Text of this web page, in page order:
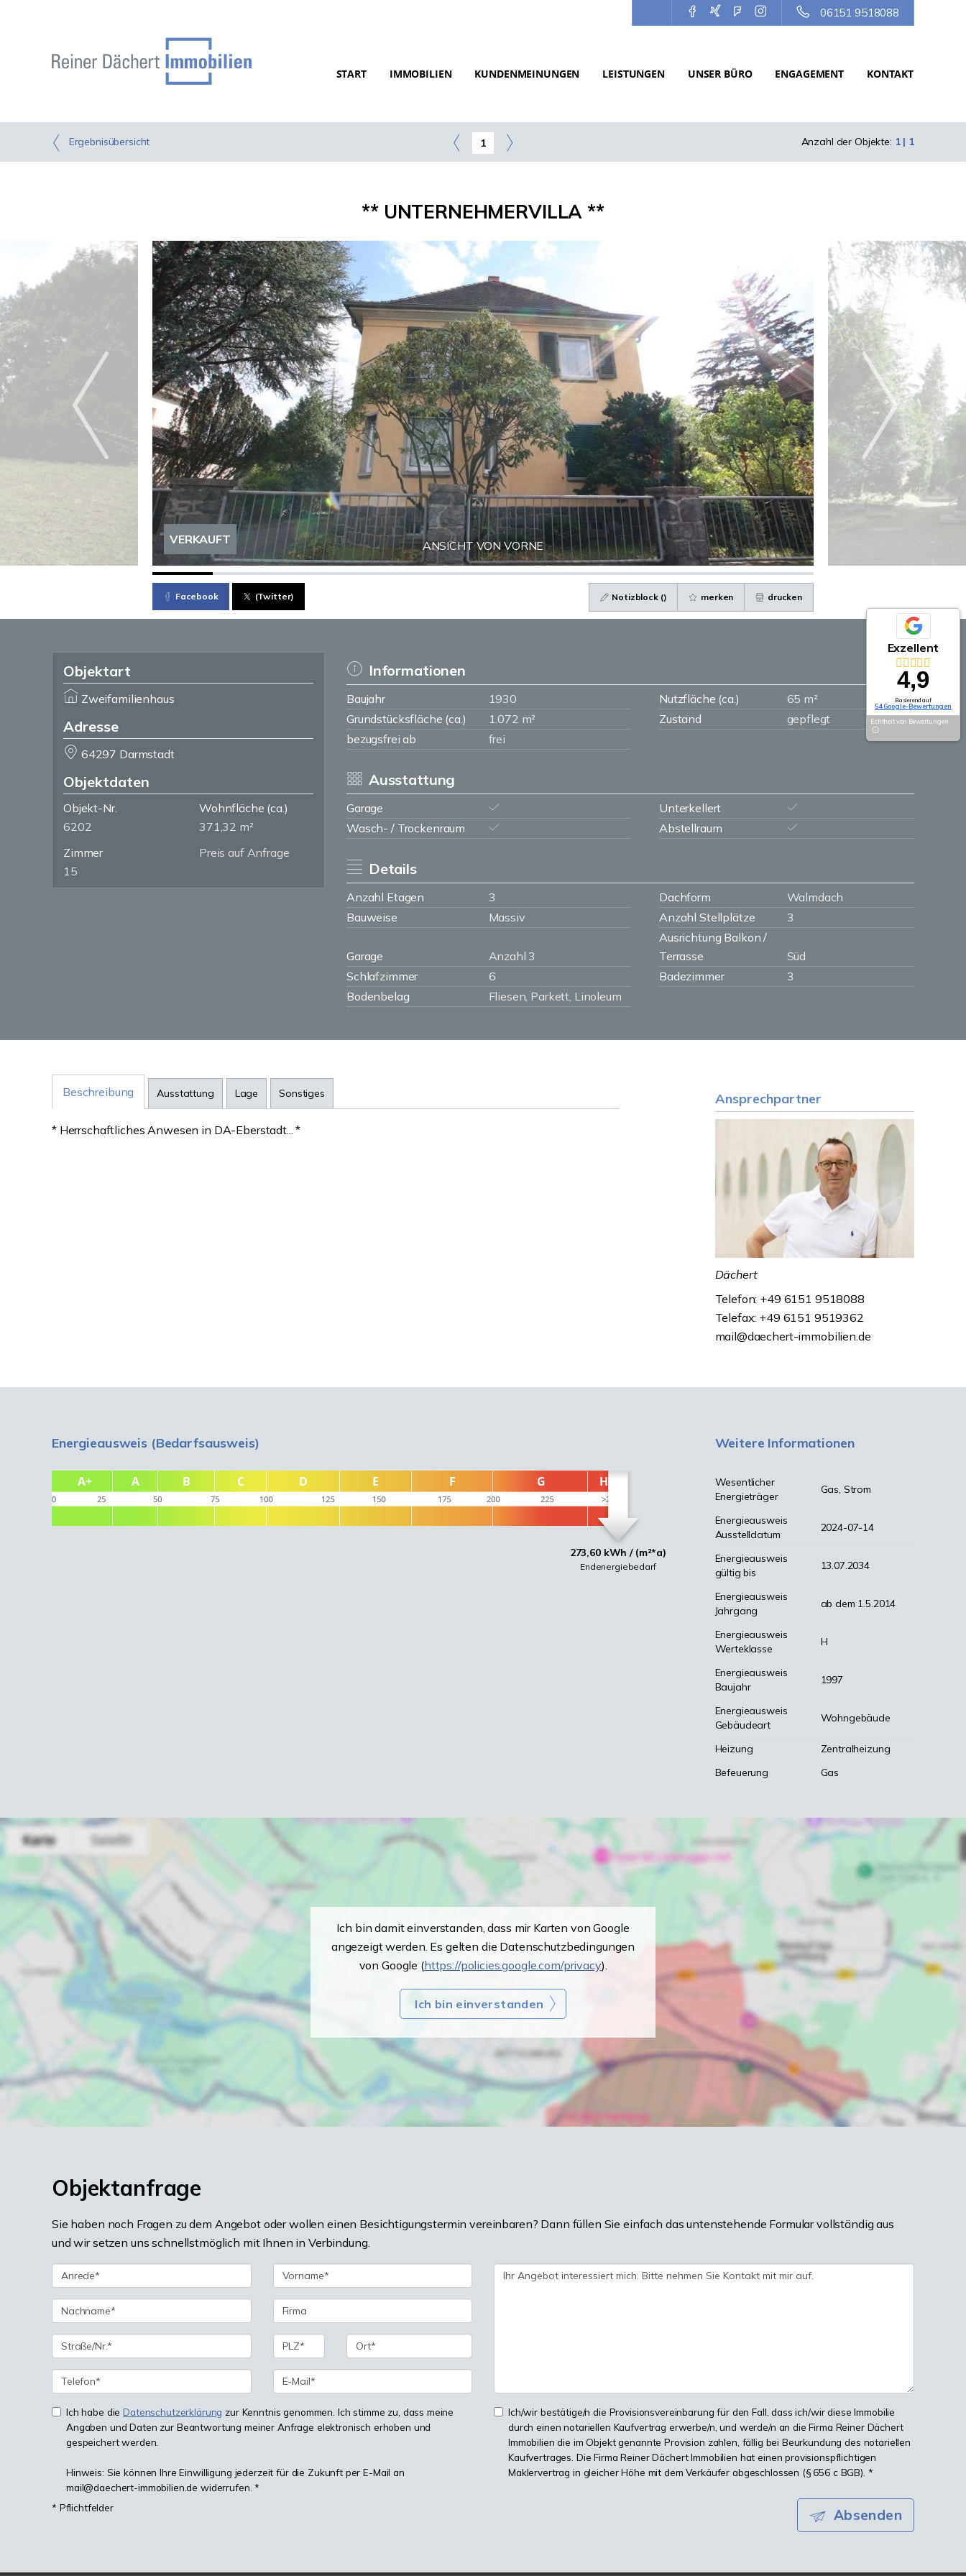
06151 9518088
START IMMOBILIEN KUNDENMEINUNGEN LEISTUNGEN UNSER BÜRO ENGAGEMENT KONTAKT
Ergebnisübersicht 1 Anzahl der Objekte: 1 | 1
** UNTERNEHMERVILLA **
ANSICHT VON VORNE
VERKAUFT
Facebook (Twitter) Notizblock () merken drucken
Objektart
Zweifamilienhaus
Adresse
64297 Darmstadt
Objektdaten
Objekt-Nr.
6202
Wohnfläche (ca.)
371,32 m²
Zimmer
15
Preis auf Anfrage
Informationen
Baujahr 1930 Nutzfläche (ca.)
65 m²
Grundstücksfläche (ca.)
1.072 m² Zustand
gepflegt
bezugsfrei ab
frei
Ausstattung
Garage
Unterkellert
Wasch- / Trockenraum
Abstellraum
Details
Anzahl Etagen 3 Dachform
Walmdach
Bauweise
Massiv Anzahl Stellplätze 3
Garage Anzahl 3
Ausrichtung Balkon /
Terrasse
Süd
Schlafzimmer
6 Badezimmer
3
Bodenbelag
Fliesen, Parkett, Linoleum
Beschreibung Ausstattung Lage Sonstiges
* Herrschaftliches Anwesen in DA-Eberstadt... *
Ansprechpartner
Dächert
Telefon: +49 6151 9518088
Telefax: +49 6151 9519362
mail@daechert-immobilien.de
Energieausweis (Bedarfsausweis)
273,60 kWh / (m²*a)
Endenergiebedarf
Weitere Informationen
Wesentlicher
Energieträger
Gas, Strom
Energieausweis
Ausstelldatum
2024-07-14
Energieausweis
gültig bis
13.07.2034
Energieausweis
Jahrgang
ab dem 1.5.2014
Energieausweis
Werteklasse
H
Energieausweis
Baujahr
1997
Energieausweis
Gebäudeart
Wohngebäude
Heizung
Zentralheizung
Befeuerung
Gas
Ich bin damit einverstanden, dass mir Karten von Google
angezeigt werden. Es gelten die Datenschutzbedingungen
von Google (https://policies.google.com/privacy).
Ich bin einverstanden
Objektanfrage
Sie haben noch Fragen zu dem Angebot oder wollen einen Besichtigungstermin vereinbaren? Dann füllen Sie einfach das untenstehende Formular vollständig aus
und wir setzen uns schnellstmöglich mit Ihnen in Verbindung.
Ich habe die Datenschutzerklärung zur Kenntnis genommen. Ich stimme zu, dass meine
Angaben und Daten zur Beantwortung meiner Anfrage elektronisch erhoben und
gespeichert werden.
Hinweis: Sie können Ihre Einwilligung jederzeit für die Zukunft per E-Mail an
mail@daechert-immobilien.de widerrufen. *
Ich/wir bestätige/n die Provisionsvereinbarung für den Fall, dass ich/wir diese Immobilie
durch einen notariellen Kaufvertrag erwerbe/n, und werde/n an die Firma Reiner Dächert
Immobilien die im Objekt genannte Provision zahlen, fällig bei Beurkundung des notariellen
Kaufvertrages. Die Firma Reiner Dächert Immobilien hat einen provisionspflichtigen
Maklervertrag in gleicher Höhe mit dem Verkäufer abgeschlossen (§ 656 c BGB). *
* Pflichtfelder Absenden
Exzellent
4,9
Basierend auf
54 Google-Bewertungen
Echtheit von Bewertungen